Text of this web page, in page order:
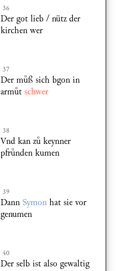
36
Der got lieb / nütz der
kirchen wer
37
Der mß sich bgon in
armt schwer
38
Vnd kan z keynner
pfrnden kumen
39
Dann Symonhat sie vor
genumen
40
Der selb ist also gewaltig